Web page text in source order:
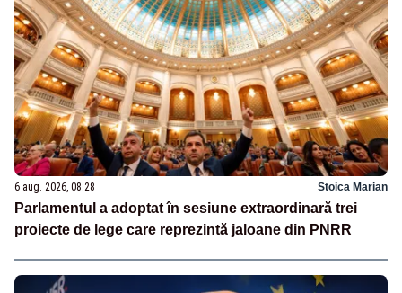
6 aug. 2026, 08:28 Stoica Marian
Parlamentul a adoptat în sesiune extraordinară trei
proiecte de lege care reprezintă jaloane din PNRR